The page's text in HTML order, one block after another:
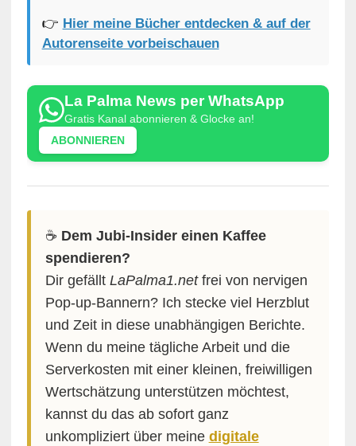
👉 Hier meine Bücher entdecken & auf der
Autorenseite vorbeischauen
La Palma News per WhatsApp
Gratis Kanal abonnieren & Glocke an!
ABONNIEREN
☕️ Dem Jubi-Insider einen Kaffee
spendieren?
Dir gefällt LaPalma1.netfrei von nervigen
Pop-up-Bannern? Ich stecke viel Herzblut
und Zeit in diese unabhängigen Berichte.
Wenn du meine tägliche Arbeit und die
Serverkosten mit einer kleinen, freiwilligen
Wertschätzung unterstützen möchtest,
kannst du das ab sofort ganz
unkompliziert über meine digitale